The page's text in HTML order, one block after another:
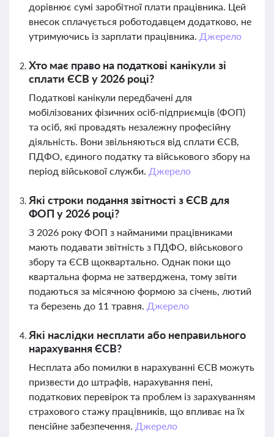
дорівнює сумі заробітної плати працівника. Цей
внесок сплачується роботодавцем додатково, не
утримуючись із зарплати працівника. Джерело
Хто має право на податкові канікули зі
сплати ЄСВ у 2026 році?
Податкові канікули передбачені для
мобілізованих фізичних осіб-підприємців (ФОП)
та осіб, які провадять незалежну професійну
діяльність. Вони звільняються від сплати ЄСВ,
ПДФО, єдиного податку та військового збору на
період військової служби. Джерело
Які строки подання звітності з ЄСВ для
ФОП у 2026 році?
З 2026 року ФОП з найманими працівниками
мають подавати звітність з ПДФО, військового
збору та ЄСВ щоквартально. Однак поки що
квартальна форма не затверджена, тому звіти
подаються за місячною формою за січень, лютий
та березень до 11 травня. Джерело
Які наслідки несплати або неправильного
нарахування ЄСВ?
Несплата або помилки в нарахуванні ЄСВ можуть
призвести до штрафів, нарахування пені,
податкових перевірок та проблем із зарахуванням
страхового стажу працівників, що впливає на їх
пенсійне забезпечення. Джерело